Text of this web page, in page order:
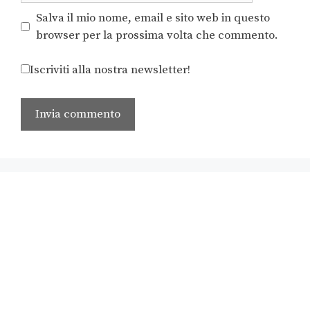
Salva il mio nome, email e sito web in questo
browser per la prossima volta che commento.
Iscriviti alla nostra newsletter!